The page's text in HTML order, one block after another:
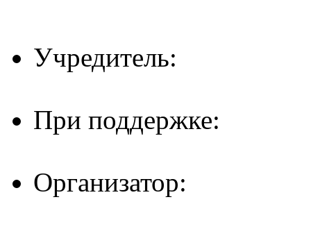
Учредитель:
При поддержке:
Организатор: